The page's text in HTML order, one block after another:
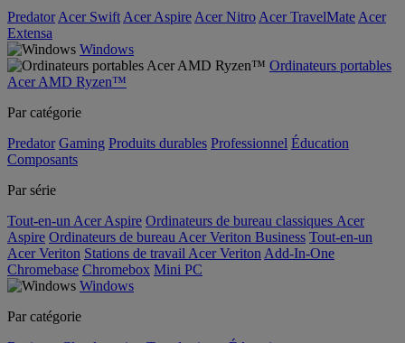
Predator Acer Swift Acer Aspire Acer Nitro Acer TravelMate Acer
Extensa
Windows
Ordinateurs portables
Acer AMD Ryzen™
Par catégorie
Predator Gaming Produits durables Professionnel Éducation
Composants
Par série
Tout-en-un Acer Aspire Ordinateurs de bureau classiques Acer
Aspire Ordinateurs de bureau Acer Veriton Business Tout-en-un
Acer Veriton Stations de travail Acer Veriton Add-In-One
Chromebase Chromebox Mini PC
Windows
Par catégorie